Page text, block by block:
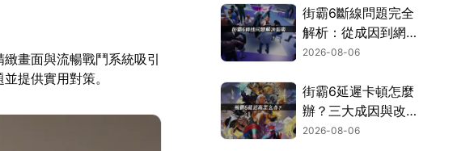
畫面與流暢戰鬥系統吸引
提供實用對策。
街霸6斷線問題完全
解析：從成因到網路
優化的實用攻略！
2026-08-06
街霸6延遲卡頓怎麼
辦？三大成因與改善
對策！
2026-08-06